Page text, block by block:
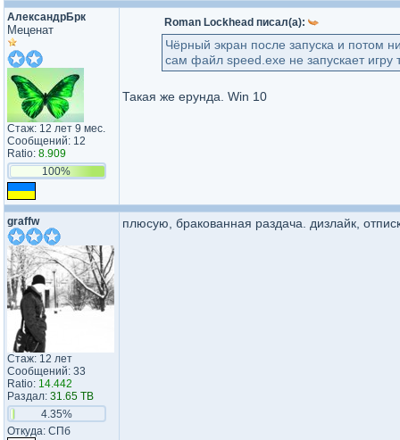
АлександрБрк
Меценат
Стаж: 12 лет 9 мес.
Сообщений: 12
Ratio: 8.909
100%
Roman Lockhead писал(а):
Чёрный экран после запуска и потом
сам файл speed.exe не запускает
Такая же ерунда. Win 10
graffw
Стаж: 12 лет
Сообщений: 33
Ratio: 14.442
Раздал: 31.65 TB
4.35%
Откуда: СПб
плюсую, бракованная раздача. дизлайк,